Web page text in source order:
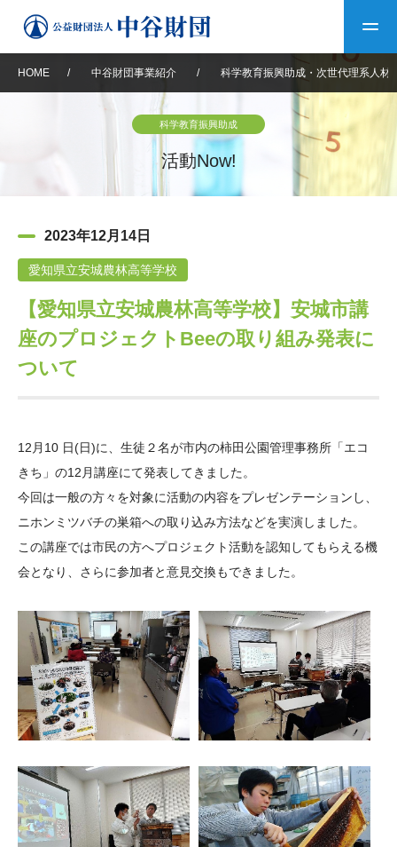
中谷財団について
設立趣意書
沿革 40年史デジタルブック
中谷財団40年史
年報一覧 中谷財団レポート
中谷財団事業紹介
神戸賞 長期大型研究助成
研究助成
ム
科学教育振興助成・
次世代理系人材育成プ
ログラム助成
中谷財団動画紹介
その他情報
その他情報
アクセス よくあるご質問
サイトマップ 中谷財団アーカイブ
日本語 English マイページ
HOME / 中谷財団事業紹介 / 科学教育振興助成・次世代理系人材
科学教育振興助成
活動Now!
2023年12月14日
愛知県立安城農林高等学校
【愛知県立安城農林高等学校】安城市講
座のプロジェクトBeeの取り組み発表に
ついて
12月10 日(日)に、生徒２名が市内の柿田公園管理事務所「エコ
きち」の12月講座にて発表してきました。
今回は一般の方々を対象に活動の内容をプレゼンテーションし、
ニホンミツバチの巣箱への取り込み方法などを実演しました。
この講座では市民の方へプロジェクト活動を認知してもらえる機
会となり、さらに参加者と意見交換もできました。